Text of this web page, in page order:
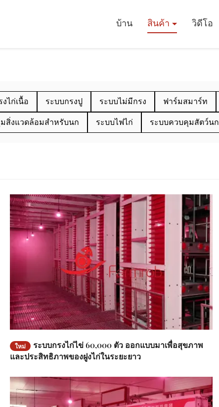
บ้าน สินค้า วิดีโอ
ไก่เนื้อ ระบบกรงปู ระบบไม่มีกรง ฟาร์มสมาร์ท
สิ่งแวดล้อมสําหรับนก ระบบไฟไก่ ระบบควบคุมสัตว์นก
ใหม่
ระบบกรงไก่ไข่ 60,000 ตัว ออกแบบมาเพื่อสุขภาพ
และประสิทธิภาพของฝูงไก่ในระยะยาว